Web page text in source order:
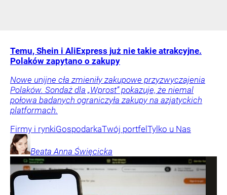
Temu, Shein i AliExpress już nie takie atrakcyjne.
Polaków zapytano o zakupy
Nowe unijne cła zmieniły zakupowe przyzwyczajenia
Polaków. Sondaż dla „Wprost” pokazuje, że niemal
połowa badanych ograniczyła zakupy na azjatyckich
platformach.
Firmy i rynkiGospodarkaTwój portfel Tylko u Nas
Beata Anna Święcicka